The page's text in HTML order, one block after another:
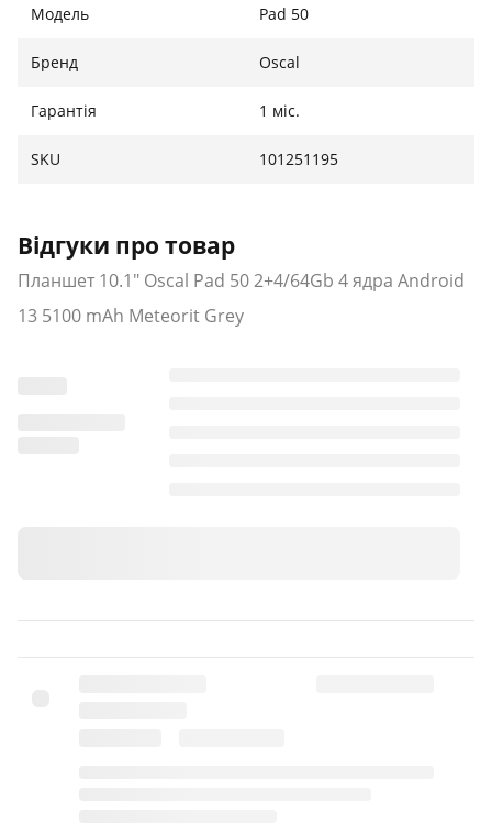
Модель Pad 50
Бренд Oscal
Гарантія 1 міс.
SKU 101251195
Відгуки про товар
Планшет 10.1" Oscal Pad 50 2+4/64Gb 4 ядра Android
13 5100 mAh Meteorit Grey